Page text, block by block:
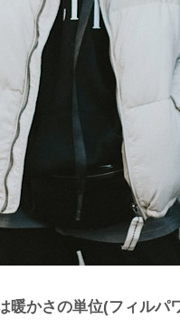
暖かさの単位(フィルパ